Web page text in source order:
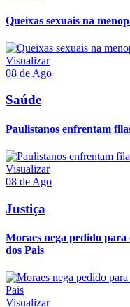
Queixas sexuais na
Visualizar
08 de Ago
Saúde
Paulistanos enfrentam
Visualizar
08 de Ago
Justiça
Moraes nega pedido
dos Pais
Visualizar